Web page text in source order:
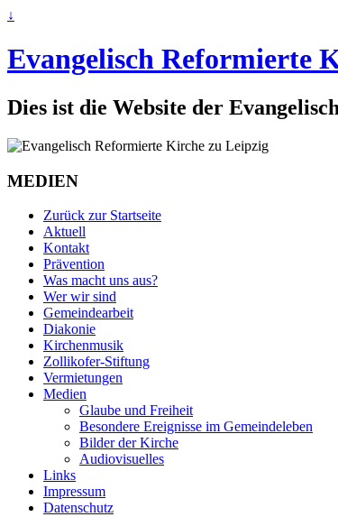
↓
Evangelisch Reformierte
Dies ist die Website der
MEDIEN
Zurück zur Startseite
Aktuell
Kontakt
Prävention
Was macht uns aus?
Wer wir sind
Gemeindearbeit
Diakonie
Kirchenmusik
Zollikofer-Stiftung
Vermietungen
Medien
Glaube und Freiheit
Besondere Ereignisse im Gemeindeleben
Bilder der Kirche
Audiovisuelles
Links
Impressum
Datenschutz